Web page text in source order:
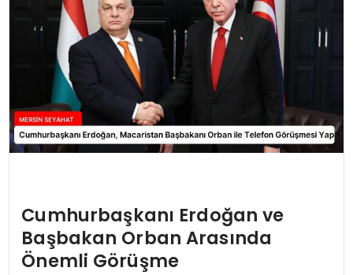
Cumhurbaşkanı Erdoğan ve
Başbakan Orban Arasında
Önemli Görüşme